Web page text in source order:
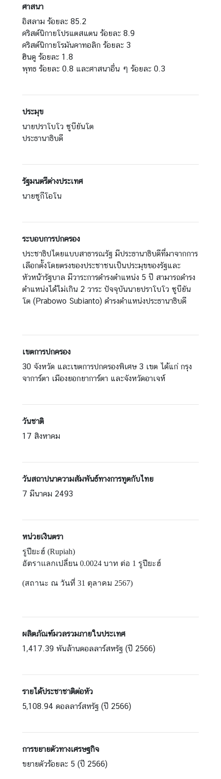
น
อ
อ
ก
ก
ร
ป
บั
ติ
า
น
า
ว
ร
ะ
ช
า
สั
ธ์
ป
ะ
ก
า
ก
า
ร
ด
ซื้
อ
จั
จ้
ข
อ
ห
ว
ย
ง
า
ช่
อ
ศาสนา
อิสลาม ร้อยละ 85.2
คริสต์นิกายโปรแตสแตน ร้อยละ 8.9
คริสต์นิกายโรมันคาทอลิก ร้อยละ 3
ฮินดู ร้อยละ 1.8
พุทธ ร้อยละ 0.8 และศาสนาอื่น ๆ ร้อยละ 0.3
ประมุข
นายปราโบโว ซูบียันโต
ประธานาธิบดี
รัฐมนตรีต่างประเทศ
นายซูกีโอโน
ระบอบการปกครอง
ประชาธิปไตยแบบสาธารณรัฐ มีประธานาธิบดีที่มาจากการ
เลือกตั้งโดยตรงของประชาชนเป็นประมุขของรัฐและ
หัวหน้ารัฐบาล มีวาระการดำรงตำแหน่ง 5 ปี สามารถดำรง
ตำแหน่งได้ไม่เกิน 2 วาระ ปัจจุบันนายปราโบโว ซูบียัน
โต (Prabowo Subianto) ดำรงตำแหน่งประธานาธิบดี
เขตการปกครอง
30 จังหวัด และเขตการปกครองพิเศษ 3 เขต ได้แก่ กรุง
จาการ์ตา เมืองยอกยาการ์ตา และจังหวัดอาเจห์
วันชาติ
17 สิงหาคม
วันสถาปนาความสัมพันธ์ทางการทูตกับไทย
7 มีนาคม 2493
หน่วยเงินตรา
รูปียะฮ์ (Rupiah)
อัตราแลกเปลี่ยน 0.0024 บาท ต่อ 1 รูปียะฮ์
(สถานะ ณ วันที่ 31 ตุลาคม 2567)
ผลิตภัณฑ์มวลรวมภายในประเทศ
1,417.39 พันล้านดอลลาร์สหรัฐ (ปี 2566)
รายได้ประชาชาติต่อหัว
5,108.94 ดอลลาร์สหรัฐ (ปี 2566)
การขยายตัวทางเศรษฐกิจ
ขยายตัวร้อยละ 5 (ปี 2566)